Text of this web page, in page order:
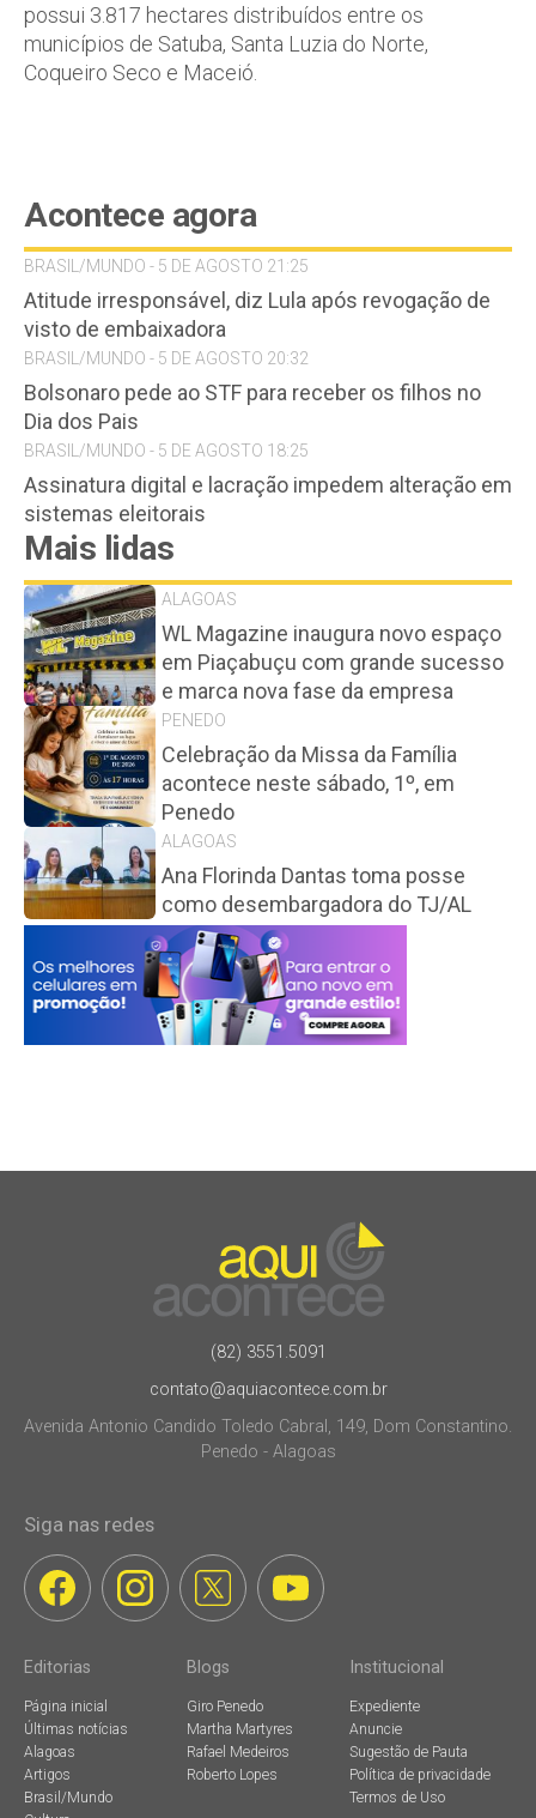
possui 3.817 hectares distribuídos entre os
municípios de Satuba, Santa Luzia do Norte,
Coqueiro Seco e Maceió.
Acontece agora
BRASIL/MUNDO - 5 DE AGOSTO 21:25
Atitude irresponsável, diz Lula após revogação de
visto de embaixadora
BRASIL/MUNDO - 5 DE AGOSTO 20:32
Bolsonaro pede ao STF para receber os filhos no
Dia dos Pais
BRASIL/MUNDO - 5 DE AGOSTO 18:25
Assinatura digital e lacração impedem alteração em
sistemas eleitorais
Mais lidas
ALAGOAS
WL Magazine inaugura novo espaço
em Piaçabuçu com grande sucesso
e marca nova fase da empresa
PENEDO
Celebração da Missa da Família
acontece neste sábado, 1º, em
Penedo
ALAGOAS
Ana Florinda Dantas toma posse
como desembargadora do TJ/AL
(82) 3551.5091
contato@aquiacontece.com.br
Avenida Antonio Candido Toledo Cabral, 149, Dom Constantino.
Penedo - Alagoas
Siga nas redes
Editorias
Página inicial
Últimas notícias
Alagoas
Artigos
Brasil/Mundo
Blogs
Giro Penedo
Martha Martyres
Rafael Medeiros
Roberto Lopes
Institucional
Expediente
Anuncie
Sugestão de Pauta
Política de privacidade
Termos de Uso